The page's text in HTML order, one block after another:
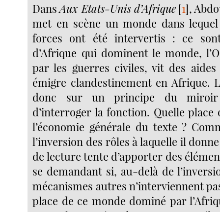
DansAux Etats-Unis d’Afrique[1],
met en scène un monde dans
forces ont été intervertis : ce
d’Afrique qui dominent le monde,
par les guerres civiles, vit des
émigre clandestinement en Afrique.
donc sur un principe du
d’interroger la fonction. Quelle
l’économie générale du texte ?
l’inversion des rôles à laquelle il
de lecture tente d’apporter des
se demandant si, au-delà de
mécanismes autres n’interviennent
place de ce monde dominé par